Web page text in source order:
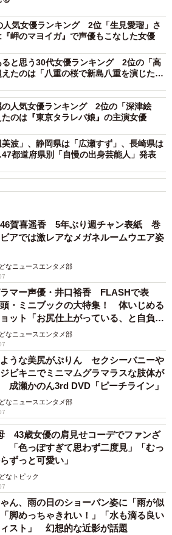
3/3
の第2位に選ばれたのは「坂上忍」
ギャンブル好きとして有名な存
、競馬などギャンブル全般好き
組出演を受ける際に「カジノに行
もいい」と言う条件を付けたほどと
「林修」さん、第4位に「加賀まり
光和夫」さんがランクイン。また、
林修」さん、第4位「徳光和夫」さ
と続いたそうです。
位に選ばれたのは「加賀まりこ」さ
放浪記』でのオックス・クラブのマ
本プロ麻雀連盟のイベントや麻雀
となく勝負強さを印象付けている
には「橋本マナミ」さんが選ばれ
前には、よく韓国カジノに行って
も紹介をしており、自ら「バカ
るそうです。なお、女性部門の第3位
人気女優ランキング 2位「生見愛瑠」さ
岬のマヨイガ』で声優もこなした女優
ると思う30代女優ランキング 2位の「高
たのは「八重の桜で新島八重を演じた女
の人気女優ランキング 2位の「深津絵
のは『東京タラレバ娘』の主演女優
波」、静岡県は「広瀬すず」、長崎県は
都道府県別「自慢の出身芸能人」発表
46賀喜遥香 5年ぶり週チャン表紙 巻
アでは激レアなメガネルームウエア姿
なニュースエンタメ部
マー声優・井口裕香 FLASHで表
・ミニブックの大特集！ 体いじめる
ット「お尻仕上がっている、と自負し
」「いくつになっても理想の身体でい
なニュースエンタメ部
うな美尻がぷりん セクシーバニーや
ビキニでミニマムグラマラスな肢体が
成瀬かのん3rd DVD「ピーチライン」
なニュースエンタメ部
43歳女優の肩見せコーデでファンざ
「色っぽすぎて思わず二度見」「むっ
ずっと可愛い」
なトピック
ん、雨の日のショーパン姿に「雨が似
脚めっちゃきれい！」「水も滴る良い
スト」 幻想的な近影が話題